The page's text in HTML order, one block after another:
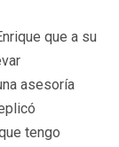
que a su
asesoría
tengo